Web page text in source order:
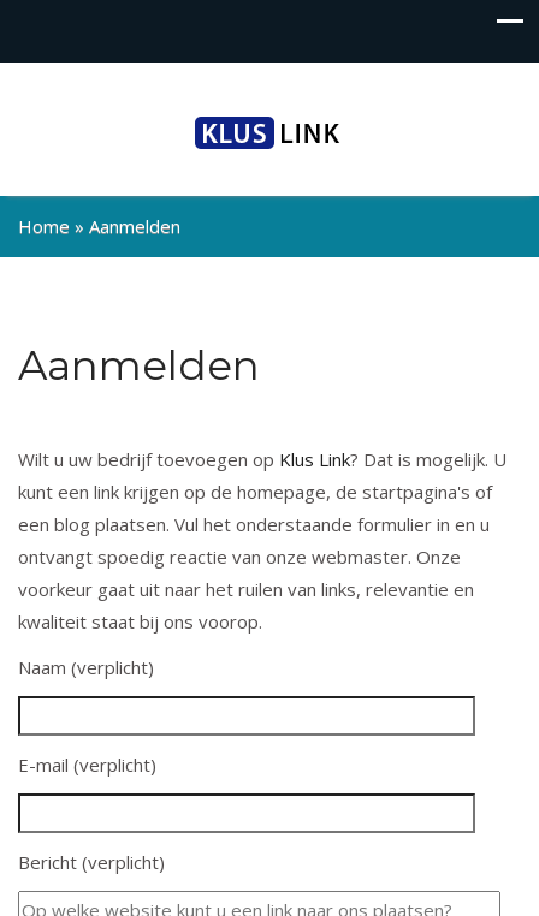
Home » Aanmelden
Aanmelden
Wilt u uw bedrijf toevoegen op Klus Link? Dat is mogelijk. U
kunt een link krijgen op de homepage, de startpagina's of
een blog plaatsen. Vul het onderstaande formulier in en u
ontvangt spoedig reactie van onze webmaster. Onze
voorkeur gaat uit naar het ruilen van links, relevantie en
kwaliteit staat bij ons voorop.
Naam (verplicht)
E-mail (verplicht)
Bericht (verplicht)